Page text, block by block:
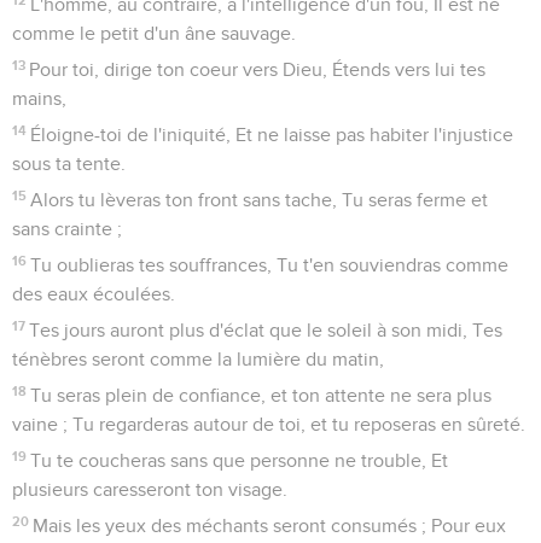
L'homme, au contraire, a l'intelligence d'un fou, Il est né
comme le petit d'un âne sauvage.
13 Pour toi, dirige ton coeur vers Dieu, Étends vers lui tes
mains,
14 Éloigne-toi de l'iniquité, Et ne laisse pas habiter l'injustice
sous ta tente.
15 Alors tu lèveras ton front sans tache, Tu seras ferme et
sans crainte ;
16 Tu oublieras tes souffrances, Tu t'en souviendras comme
des eaux écoulées.
17 Tes jours auront plus d'éclat que le soleil à son midi, Tes
ténèbres seront comme la lumière du matin,
18 Tu seras plein de confiance, et ton attente ne sera plus
vaine ; Tu regarderas autour de toi, et tu reposeras en sûreté.
19 Tu te coucheras sans que personne ne trouble, Et
plusieurs caresseront ton visage.
20 Mais les yeux des méchants seront consumés ; Pour eux